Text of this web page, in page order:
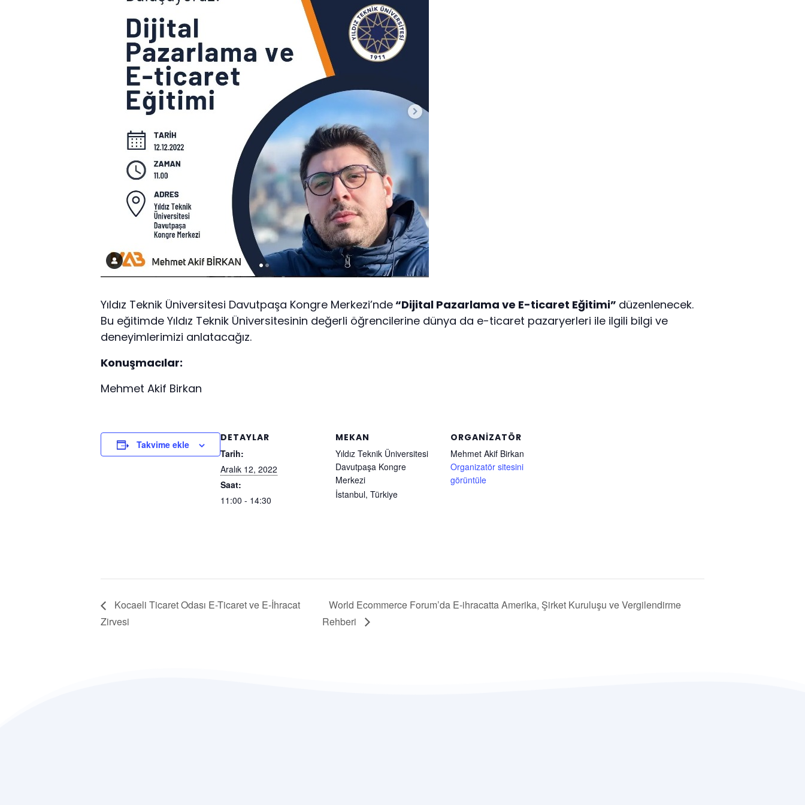
Yıldız Teknik Üniversitesi Davutpaşa Kongre Merkezi’nde“Dijital Pazarlama ve E-ticaret Eğitimi” düzenlenecek.
Bu eğitimde Yıldız Teknik Üniversitesinin değerli öğrencilerine dünya da e-ticaret pazaryerleri ile ilgili bilgi ve
deneyimlerimizi anlatacağız.
Konuşmacılar:
Mehmet Akif Birkan
Takvime ekle
DETAYLAR
Tarih:
Aralık 12, 2022
Saat:
11:00 - 14:30
MEKAN
Yıldız Teknik Üniversitesi
Davutpaşa Kongre
Merkezi
İstanbul, Türkiye
ORGANIZATÖR
Mehmet Akif Birkan
Organizatör sitesini
görüntüle
Kocaeli Ticaret Odası E-Ticaret ve E-İhracat
Zirvesi
World Ecommerce Forum’da E-ihracatta Amerika, Şirket Kuruluşu ve Vergilendirme
Rehberi